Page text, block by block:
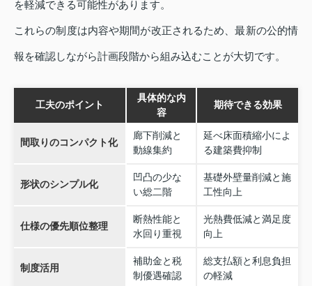
を軽減できる可能性があります。
これらの制度は内容や期間が改正されるため、最新の公的情
報を確認しながら計画段階から組み込むことが大切です。
工夫のポイント
具体的な内
容
期待できる効果
間取りのコンパクト化
廊下削減と
動線集約
延べ床面積縮小によ
る建築費抑制
形状のシンプル化
凹凸の少な
い総二階
基礎外壁量削減と施
工性向上
仕様の優先順位整理
断熱性能と
水回り重視
光熱費低減と満足度
向上
制度活用
補助金と税
制優遇確認
総支払額と利息負担
の軽減